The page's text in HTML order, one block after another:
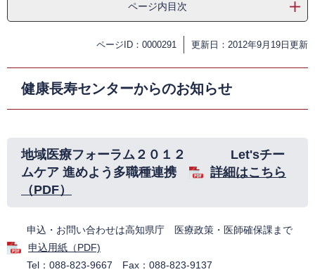
ページ内目次
ページID：0000291 更新日：2012年9月19日更新
健康長寿センターからのお知らせ
地域医療フォーラム２０１２ Let'sチー
ムケア 進めよう多職種連携
詳細はこちら
（PDF）
申込・お問い合わせは高知県庁 医療政策・医師確保課まで
申込用紙（PDF)
Tel：088-823-9667 Fax：088-823-9137